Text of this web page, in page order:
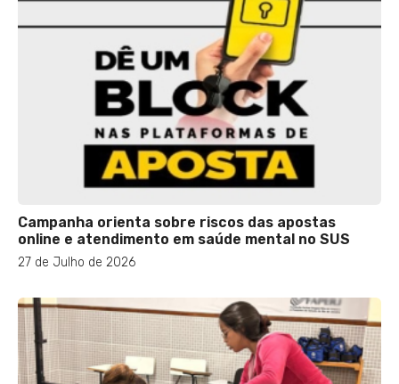
Campanha orienta sobre riscos das apostas
online e atendimento em saúde mental no SUS
27 de Julho de 2026